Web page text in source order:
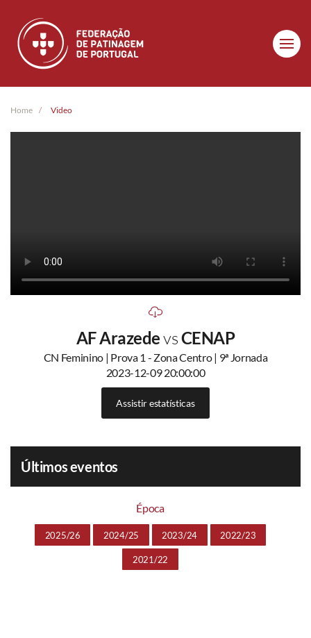
Skip to main content
Home Video
AF ArazedevsCENAP
CN Feminino | Prova 1 - Zona Centro | 9ª Jornada
2023-12-09 20:00:00
Assistir estatísticas
Últimos eventos
Época
2025/26 2024/25 2023/24 2022/23
2021/22